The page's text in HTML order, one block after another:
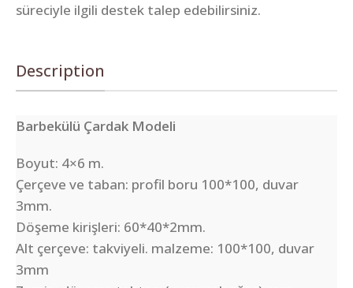
süreciyle ilgili destek talep edebilirsiniz.
Description
Barbekülü Çardak Modeli
Boyut: 4×6 m.
Çerçeve ve taban: profil boru 100*100, duvar
3mm.
Döşeme kirişleri: 60*40*2mm.
Alt çerçeve: takviyeli. malzeme: 100*100, duvar
3mm